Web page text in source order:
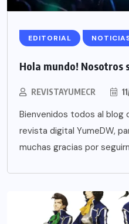
EDITORIAL
Hola mundo! Nosotros
REVISTAYUMECR
Bienvenidos todos al blog
revista digital YumeDW,
muchas gracias por